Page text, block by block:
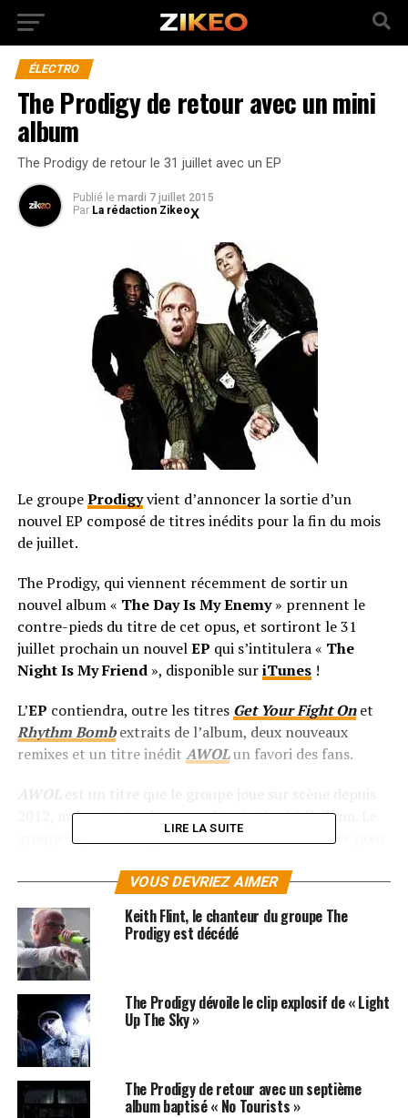
ÉLECTRO
The Prodigy de retour avec un mini
album
The Prodigy de retour le 31 juillet avec un EP
Publié le mardi 7 juillet 2015
Par La rédaction Zikeo
Le groupeProdigyvient d’annoncer la sortie d’un
nouvel EP composé de titres inédits pour la fin du mois
de juillet.
The Prodigy, qui viennent récemment de sortir un
nouvel album « The Day Is My Enemy» prennent le
contre-pieds du titre de cet opus, et sortiront le 31
juillet prochain un nouvelEP qui s’intitulera « The
Night Is My Friend», disponible suriTunes!
L’EP contiendra, outre les titres Get Your Fight Onet
Rhythm Bombextraits de l’album, deux nouveaux
remixes et un titre inédit AWOLun favori des fans.
est un titre que le groupe joue sur scène depuis
2012, mais qui n’avait pas pu être intégré à l’album. Le
groupe a pris le temps de travailler et finir ce titre pour
EP sous les formats vinyle, digital etcassette. A noter
que le groupe sera en concert le 18 juillet prochain aux
Festival des
Vieilles Charrues. Pour réserver vos places
!
LES ALBUMS DE PRODIGY SONT DISPONIBLES ICI
SUJETS ASSOCIÉS:
LIRE LA SUITE
VOUS DEVRIEZ AIMER
Keith Flint, le chanteur du groupe The
Prodigy est décédé
The Prodigy dévoile le clip explosif de « Light
Up The Sky »
The Prodigy de retour avec un septième
album baptisé « No Tourists »